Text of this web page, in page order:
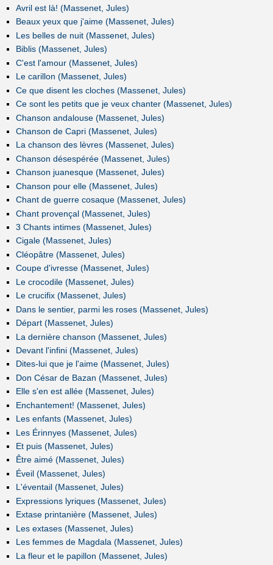
Avril est là! (Massenet, Jules)
Beaux yeux que j'aime (Massenet, Jules)
Les belles de nuit (Massenet, Jules)
Biblis (Massenet, Jules)
C'est l'amour (Massenet, Jules)
Le carillon (Massenet, Jules)
Ce que disent les cloches (Massenet, Jules)
Ce sont les petits que je veux chanter (Massenet, Jules)
Chanson andalouse (Massenet, Jules)
Chanson de Capri (Massenet, Jules)
La chanson des lèvres (Massenet, Jules)
Chanson désespérée (Massenet, Jules)
Chanson juanesque (Massenet, Jules)
Chanson pour elle (Massenet, Jules)
Chant de guerre cosaque (Massenet, Jules)
Chant provençal (Massenet, Jules)
3 Chants intimes (Massenet, Jules)
Cigale (Massenet, Jules)
Cléopâtre (Massenet, Jules)
Coupe d'ivresse (Massenet, Jules)
Le crocodile (Massenet, Jules)
Le crucifix (Massenet, Jules)
Dans le sentier, parmi les roses (Massenet, Jules)
Départ (Massenet, Jules)
La dernière chanson (Massenet, Jules)
Devant l'infini (Massenet, Jules)
Dites-lui que je l'aime (Massenet, Jules)
Don César de Bazan (Massenet, Jules)
Elle s'en est allée (Massenet, Jules)
Enchantement! (Massenet, Jules)
Les enfants (Massenet, Jules)
Les Érinnyes (Massenet, Jules)
Et puis (Massenet, Jules)
Être aimé (Massenet, Jules)
Éveil (Massenet, Jules)
L'éventail (Massenet, Jules)
Expressions lyriques (Massenet, Jules)
Extase printanière (Massenet, Jules)
Les extases (Massenet, Jules)
Les femmes de Magdala (Massenet, Jules)
La fleur et le papillon (Massenet, Jules)